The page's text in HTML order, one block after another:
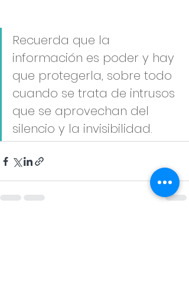
Recuerda que la
información es poder y hay
que protegerla, sobre todo
cuando se trata de intrusos
que se aprovechan del
silencio y la invisibilidad.